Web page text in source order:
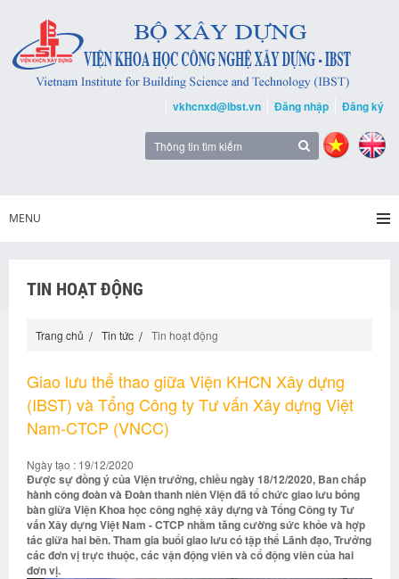
vkhcnxd@ibst.vn Đăng nhập Đăng ký
MENU
TIN HOẠT ĐỘNG
Trang chủ Tin tức Tin hoạt động
Giao lưu thể thao giữa Viện KHCN Xây dựng
(IBST) và Tổng Công ty Tư vấn Xây dựng Việt
Nam-CTCP (VNCC)
Ngày tạo : 19/12/2020
Được sự đồng ý của Viện trưởng, chiều ngày 18/12/2020, Ban chấp
hành công đoàn và Đoàn thanh niên Viện đã tổ chức giao lưu bóng
bàn giữa Viện Khoa học công nghệ xây dựng và Tổng Công ty Tư
vấn Xây dựng Việt Nam - CTCP nhằm tăng cường sức khỏe và hợp
tác giữa hai bên. Tham gia buổi giao lưu có tập thể Lãnh đạo, Trưởng
các đơn vị trực thuộc, các vận động viên và cổ động viên của hai
đơn vị.